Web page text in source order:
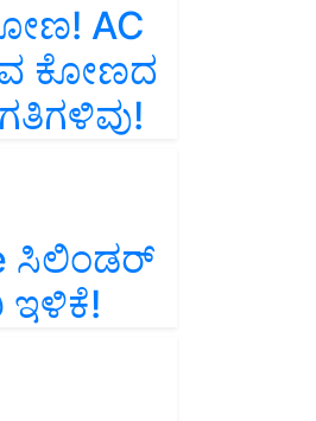
AC
ಕೋಣದ
ಸಿಲಿಂಡರ್‌
ಇಳಿಕೆ!